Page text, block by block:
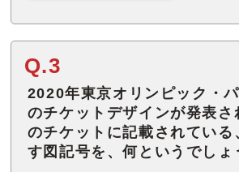
Q.3
2020年東京オリンピック・
のチケットデザインが発表さ
のチケットに記載されている
す図記号を、何というでしょ